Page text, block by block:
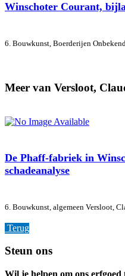
Winschoter Courant,
6. Bouwkunst, Boerderijen
Meer van Versloot,
De Phaff-fabriek in
schadeanalyse
6. Bouwkunst, algemeen Versloot,
Terug
Footer
Steun ons
Wil je helpen om ons erfgoed